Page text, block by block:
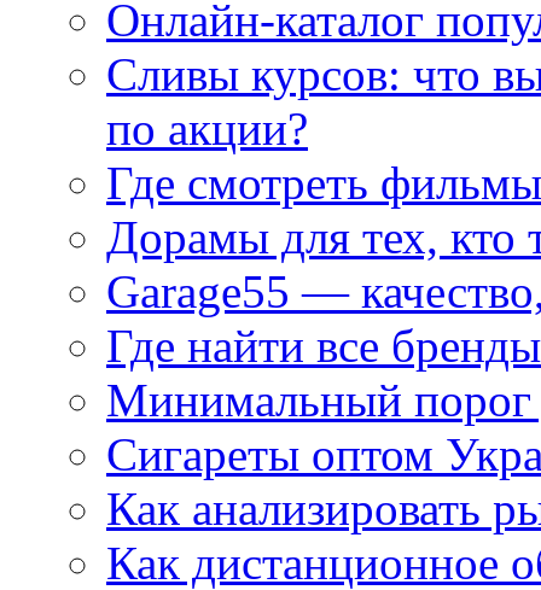
Онлайн-каталог
Сливы курсов: что
по акции?
Где смотреть
Дорамы для тех, кто
Garage55 —
Где найти все
Минимальный порог
Сигареты оптом
Как анализировать
Как дистанционное